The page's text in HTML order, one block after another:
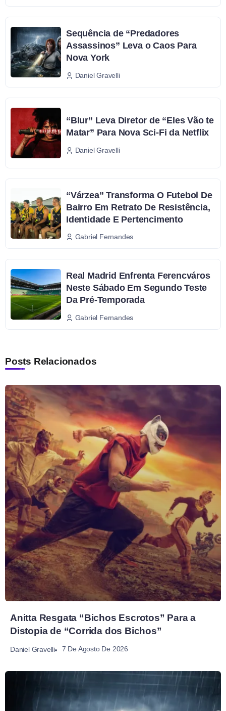
Sequência de “Predadores
Assassinos” Leva o Caos Para
Nova York
Daniel Gravelli
“Blur” Leva Diretor de “Eles Vão te
Matar” Para Nova Sci-Fi da Netflix
Daniel Gravelli
“Várzea” Transforma O Futebol De
Bairro Em Retrato De Resistência,
Identidade E Pertencimento
Gabriel Fernandes
Real Madrid Enfrenta Ferencváros
Neste Sábado Em Segundo Teste
Da Pré-Temporada
Gabriel Fernandes
Posts Relacionados
Anitta Resgata “Bichos Escrotos” Para a
Distopia de “Corrida dos Bichos”
Daniel Gravelli 7 De Agosto De 2026